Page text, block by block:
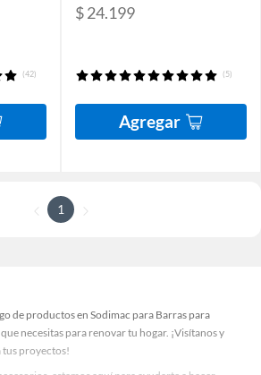
(42)
$ 24.199
(5)
Agregar
1
de productos en Sodimac para Barras para
necesitas para renovar tu hogar. ¡Visítanos y
proyectos!